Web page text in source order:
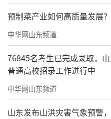
预制菜产业如何高质量发展
中华网山东频道
76845名考生已完成录取，
普通高校招录工作进行中
中华网山东频道
山东发布山洪灾害气象预警